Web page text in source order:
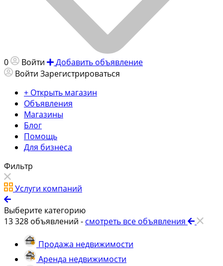
0 Войти
Добавить объявление
Войти Зарегистрироваться
+ Открыть магазин
Объявления
Магазины
Блог
Помощь
Для бизнеса
Фильтр
Услуги компаний
Выберите категорию
13 328 объявлений - смотреть все объявления
Продажа недвижимости
Аренда недвижимости